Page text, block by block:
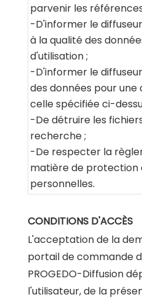
parvenir les
-D'informer le
à la qualité des
d'utilisation ;
-D'informer le
des données pour
celle spécifiée ci-
-De détruire les
recherche ;
-De respecter la
matière de protection
personnelles.
CONDITIONS D'ACCÈS
L'acceptation de la
portail de commande
PROGEDO-Diffusion
l'utilisateur, de la